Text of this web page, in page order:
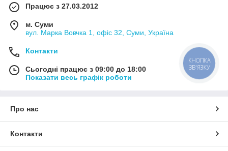
Працює з 27.03.2012
м. Суми
вул. Марка Вовчка 1, офіс 32, Суми, Україна
Контакти
Сьогодні працює з 09:00 до 18:00
Показати весь графік роботи
Про нас
Контакти
КНОПКА
ЗВ'ЯЗКУ